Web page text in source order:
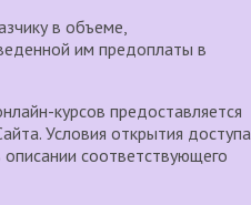
в объеме,
им предоплаты в
курсов предоставляется
Условия открытия доступа
соответствующего